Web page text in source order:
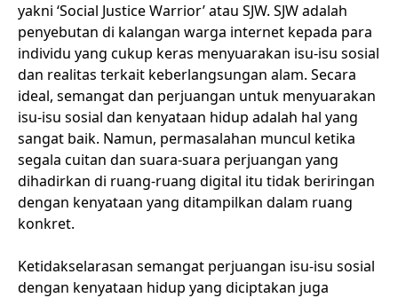
yakni ‘Social Justice Warrior’ atau SJW. SJW adalah
penyebutan di kalangan warga internet kepada para
individu yang cukup keras menyuarakan isu-isu sosial
dan realitas terkait keberlangsungan alam. Secara
ideal, semangat dan perjuangan untuk menyuarakan
isu-isu sosial dan kenyataan hidup adalah hal yang
sangat baik. Namun, permasalahan muncul ketika
segala cuitan dan suara-suara perjuangan yang
dihadirkan di ruang-ruang digital itu tidak beriringan
dengan kenyataan yang ditampilkan dalam ruang
konkret.
Ketidakselarasan semangat perjuangan isu-isu sosial
dengan kenyataan hidup yang diciptakan juga